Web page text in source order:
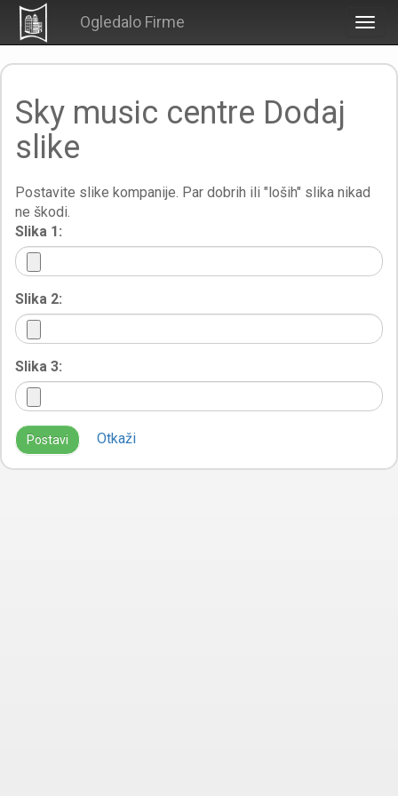
Ogledalo Firme
Sky music centre Dodaj
slike
Postavite slike kompanije. Par dobrih ili "loših" slika nikad
ne škodi.
Slika 1:
Slika 2:
Slika 3:
Postavi Otkaži